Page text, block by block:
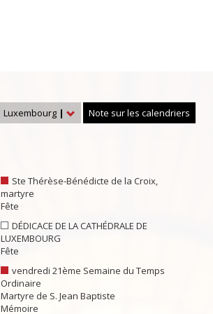
Luxembourg | Note sur les calendriers
Ste Thérèse-Bénédicte de la Croix,
martyre
Fête
DÉDICACE DE LA CATHÉDRALE DE
LUXEMBOURG
Fête
vendredi 21ème Semaine du Temps
Ordinaire
Martyre de S. Jean Baptiste
Mémoire